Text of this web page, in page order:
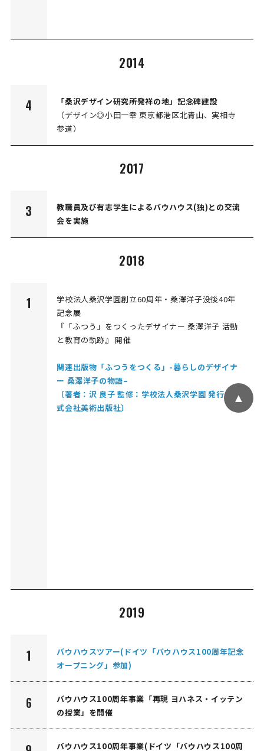
2014
4
「桑沢デザイン研究所発祥の地」記念碑建設
（デザイン◎小田一幸 東京都港区北青山、実相寺
参道）
2017
3
教職員及び有志学生によるバウハウス(独)との交流
会を実施
2018
1
学校法人桑沢学園創立60周年・桑澤洋子没後40年
記念展
『「ふつう」をつくったデザイナー 桑澤洋子 活動
と教育の軌跡』 開催
関連出版物「ふつうをつくる」-暮らしのデザイナ
ー 桑澤洋子の物語–
〔著者：沢 良子 監修：学校法人桑沢学園 発行：株
式会社美術出版社〕
2019
1
バウハウスツアー(ドイツ「バウハウス100周年記念
オープニング」参加)
6
バウハウス100周年事業「再現 ヨハネス・イッテン
の授業」を開催
バウハウス100周年事業(ドイツ「バウハウス100周
▲